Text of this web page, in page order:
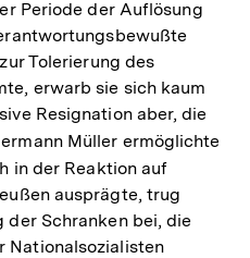
Periode der Auflösung
Tolerierung des
erwarb sie sich kaum
Resignation aber, die
Müller ermöglichte
in der Reaktion auf
ausprägte, trug
Schranken bei, die
Nationalsozialisten